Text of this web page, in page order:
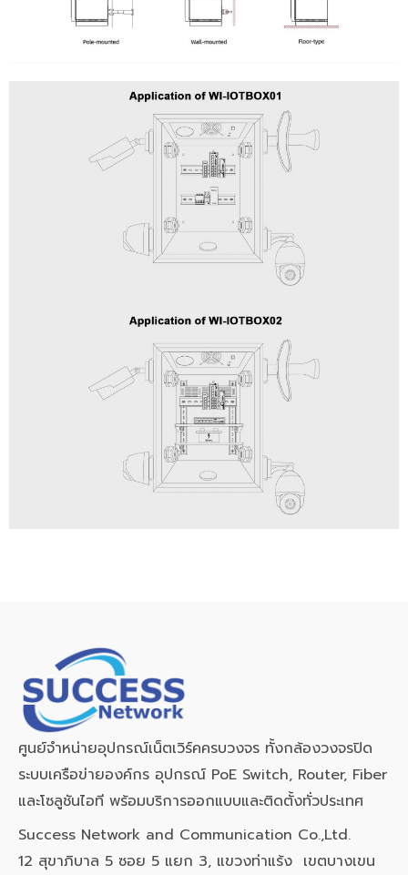
ศูนย์จำหน่ายอุปกรณ์เน็ตเวิร์คครบวงจร ทั้งกล้องวงจรปิด
ระบบเครือข่ายองค์กร อุปกรณ์ PoE Switch, Router, Fiber
และโซลูชันไอที พร้อมบริการออกแบบและติดตั้งทั่วประเทศ
Success Network and Communication Co.,Ltd.
12 สุขาภิบาล 5 ซอย 5 แยก 3, แขวงท่าแร้ง เขตบางเขน